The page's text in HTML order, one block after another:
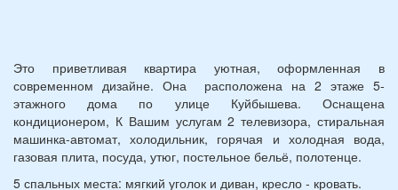
Это приветливая квартира уютная, оформленная в
современном дизайне. Она расположена на 2 этаже 5-
этажного дома по улице Куйбышева. Оснащена
кондиционером, К Вашим услугам 2 телевизора, стиральная
машинка-автомат, холодильник, горячая и холодная вода,
газовая плита, посуда, утюг, постельное бельё, полотенце.
5 спальных места: мягкий уголок и диван, кресло - кровать.